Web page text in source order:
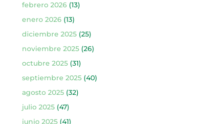
febrero 2026(13)
enero 2026(13)
diciembre 2025(25)
noviembre 2025(26)
octubre 2025(31)
septiembre 2025(40)
agosto 2025(32)
julio 2025(47)
junio 2025(41)